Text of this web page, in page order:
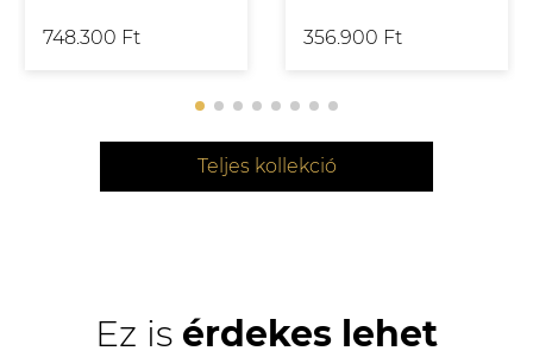
748.300 Ft 356.900 Ft
Teljes kollekció
Ez is érdekes lehet